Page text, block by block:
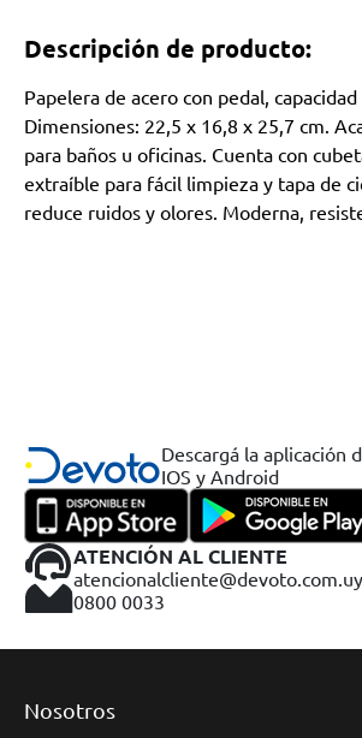
Descripción de producto:
Papelera de acero con pedal, capacidad
Dimensiones: 22,5 x 16,8 x 25,7 cm.
para baños u oficinas. Cuenta con
extraíble para fácil limpieza y tapa de
reduce ruidos y olores. Moderna,
Descargá la aplicación
IOS y Android
ATENCIÓN AL CLIENTE
atencionalcliente@devoto.com.uy
0800 0033
Nosotros